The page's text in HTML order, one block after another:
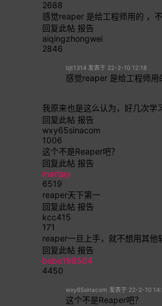
2688
感觉reaper 是给工程师用的 ，
回复此帖 报告
aiqingzhongwei
2846
lzjt1314 发表于 22-2-10 12:18
感觉reaper 是给工程师用
我原来也是这么认为，好几次学
回复此帖 报告
wxy65sinacom
1006
这个不是Reaper吧？
回复此帖 报告
martjay
6519
reaper天下第一
回复此帖 报告
kcc415
171
reaper一旦上手，就不想用其他
回复此帖 报告
bobo198504
4450
wxy65sinacom 发表于 22-2-10
这个不是Reaper吧？